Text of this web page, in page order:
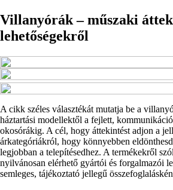
Villanyórák – műszaki
lehetőségekről
A cikk széles választékát mutatja be a
háztartási modellektől a fejlett,
okosórákig. A cél, hogy áttekintést adjon a
árkategóriákról, hogy könnyebben
legjobban a telepítésedhez. A termékekről
nyilvánosan elérhető gyártói és forgalmazói
semleges, tájékoztató jellegű